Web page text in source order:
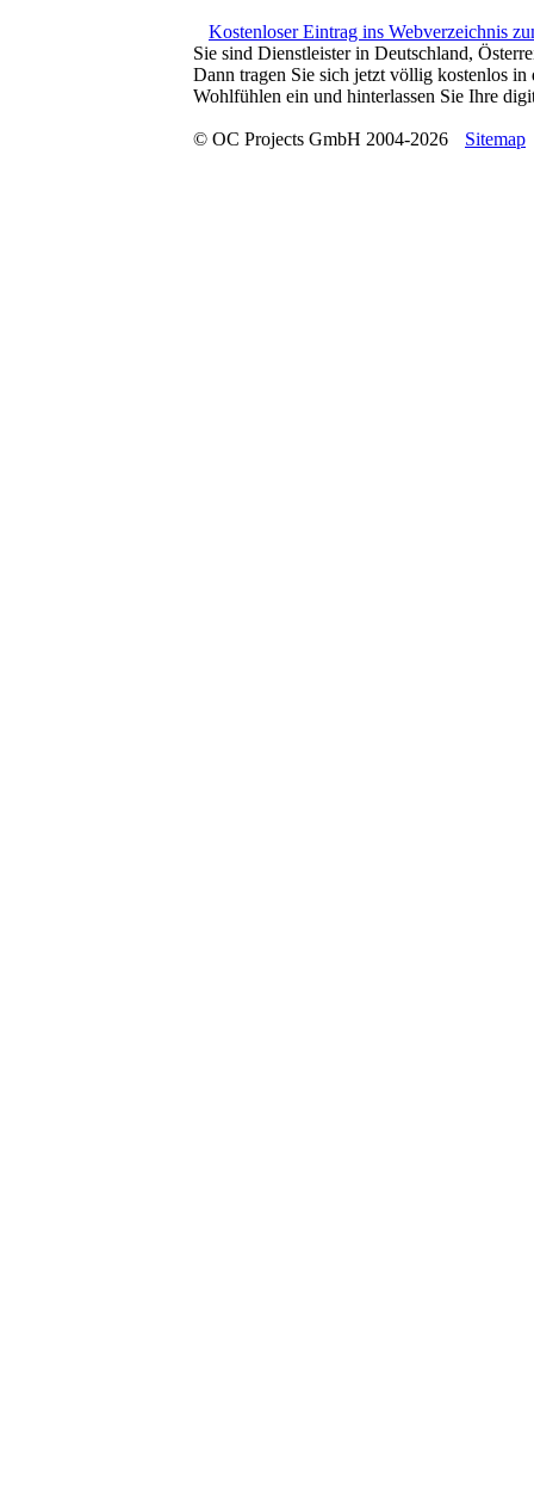
Kostenloser Eintrag ins Webverzeichnis
Sie sind Dienstleister in Deutschland,
Dann tragen Sie sich jetzt völlig kostenlos in
Wohlfühlen ein und hinterlassen Sie Ihre
© OC Projects GmbH 2004-2026 Sitemap